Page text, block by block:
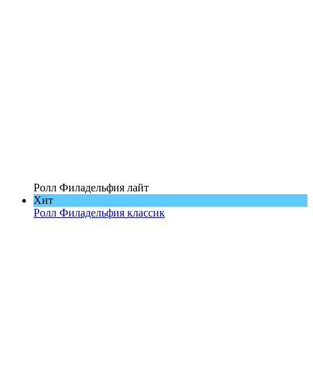
Ролл Филадельфия лайт
Хит
Ролл Филадельфия классик